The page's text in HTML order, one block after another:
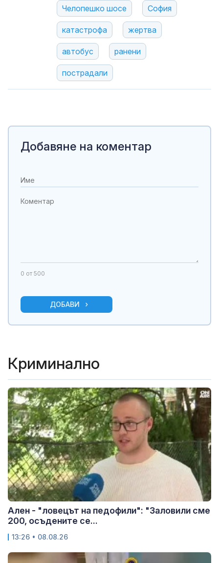
Челопешко шосе София
катастрофа жертва
автобус ранени
пострадали
Добавяне на коментар
0 от 500
ДОБАВИ
Криминално
Ален - "ловецът на педофили": "Заловили сме
200, осъдените се...
13:26 • 08.08.26